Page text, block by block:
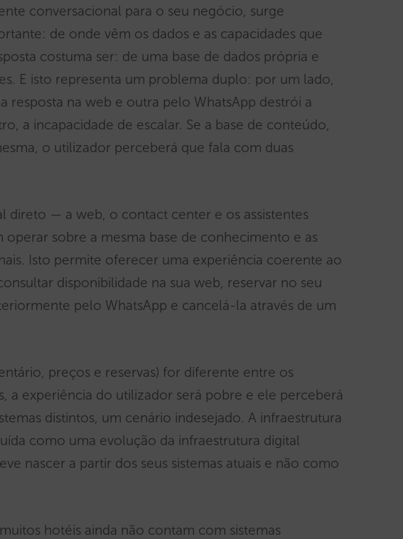
conversacional para o seu negócio, surge
de onde vêm os dados e as capacidades que
costuma ser: de uma base de dados própria e
E isto representa um problema duplo: por um lado,
resposta na web e outra pelo WhatsApp destrói a
a incapacidade de escalar. Se a base de conteúdo,
o utilizador perceberá que fala com duas
direto — a web, o contact center e os assistentes
sobre a mesma base de conhecimento e as
Isto permite oferecer uma experiência coerente ao
disponibilidade na sua web, reservar no seu
pelo WhatsApp e cancelá-la através de um
preços e reservas) for diferente entre os
a experiência do utilizador será pobre e ele perceberá
distintos, um cenário indesejado. A infraestrutura
como uma evolução da infraestrutura digital
nascer a partir dos seus sistemas atuais e não como
hotéis ainda não contam com sistemas